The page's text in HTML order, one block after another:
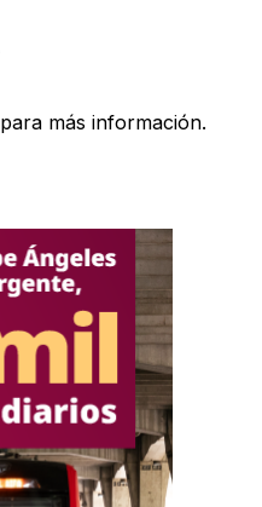
para más información.